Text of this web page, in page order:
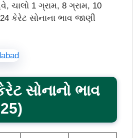
ચાલો 1 ગ્રામ, 8 ગ્રામ, 10
કેરેટ સોનાના ભાવ જાણી
સોનાનો ભાવ